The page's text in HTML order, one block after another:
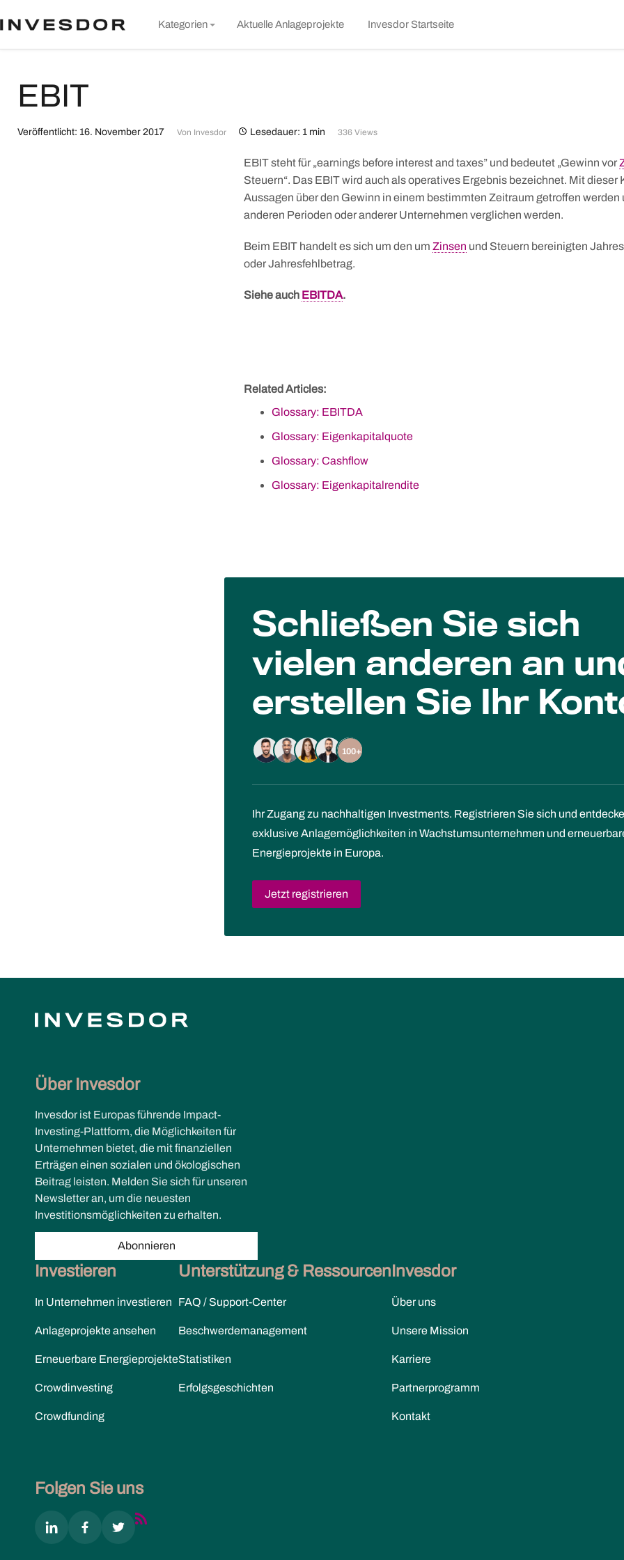
to
Kategorien Aktuelle Anlageprojekte Invesdor Startseite
EBIT
Veröffentlicht: 16. November 2017 Von Invesdor Lesedauer: 1 min 336 Views
EBIT steht für „earnings before interest and taxes” und bedeutet „Gewinn vor
Steuern“. Das EBIT wird auch als operatives Ergebnis bezeichnet. Mit dieser
Aussagen über den Gewinn in einem bestimmten Zeitraum getroffen werden
anderen Perioden oder anderer Unternehmen verglichen werden.
Beim EBIT handelt es sich um den um Zinsen und Steuern bereinigten
oder Jahresfehlbetrag.
Siehe auch EBITDA.
Related Articles:
Glossary: EBITDA
Glossary: Eigenkapitalquote
Glossary: Cashflow
Glossary: Eigenkapitalrendite
Schließen Sie sich
vielen anderen an
erstellen Sie Ihr
100+
Ihr Zugang zu nachhaltigen Investments. Registrieren Sie sich und
exklusive Anlagemöglichkeiten in Wachstumsunternehmen und
Energieprojekte in Europa.
Jetzt registrieren
Über Invesdor
Invesdor ist Europas führende Impact-
Investing-Plattform, die Möglichkeiten für
Unternehmen bietet, die mit finanziellen
Erträgen einen sozialen und ökologischen
Beitrag leisten. Melden Sie sich für unseren
Newsletter an, um die neuesten
Investitionsmöglichkeiten zu erhalten.
Abonnieren
Investieren
In Unternehmen investieren
Anlageprojekte ansehen
Erneuerbare Energieprojekte
Crowdinvesting
Crowdfunding
Unterstützung & Ressourcen
FAQ / Support-Center
Beschwerdemanagement
Statistiken
Erfolgsgeschichten
Invesdor
Über uns
Unsere Mission
Karriere
Partnerprogramm
Kontakt
Folgen Sie uns